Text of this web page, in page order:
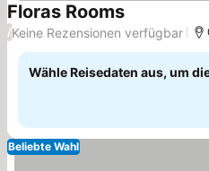
Floras Rooms
/Keine Rezensionen verfügbar
Wähle Reisedaten aus, um
Beliebte Wahl